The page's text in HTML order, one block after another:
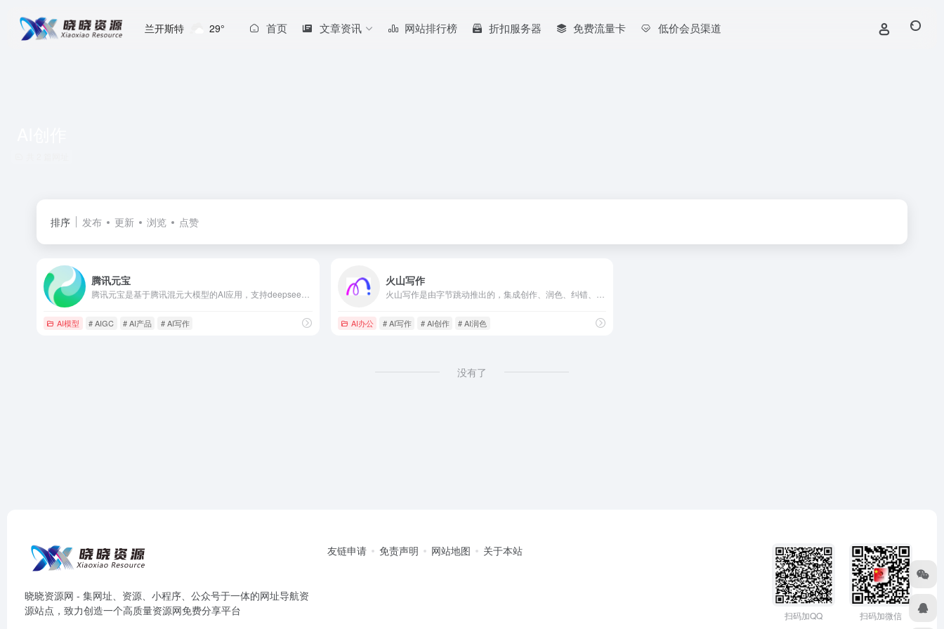
兰开斯特 29° 首页 文章资讯 网站排行榜 折扣服务器 免费流量卡 低价会员渠道
排序 发布 更新 浏览 点赞
腾讯元宝
AI模型 # AIGC # AI产品 # AI写作
火山写作
AI办公 # AI写作 # AI创作 # AI润色
没有了
晓晓资源网 - 集网址、资源、小程序、公众号于一体的网址导航资
源站点，致力创造一个高质量资源网免费分享平台
友链申请 免责声明 网站地图 关于本站
扫码加QQ 扫码加微信